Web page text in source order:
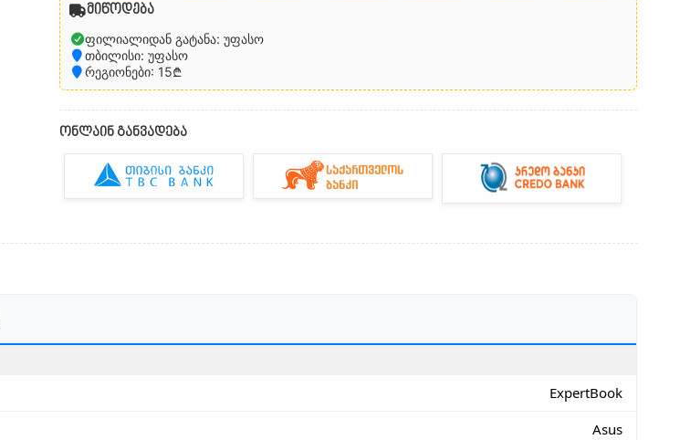
მიწოდება
ფილიალიდან გატანა: უფასო
თბილისი: უფასო
რეგიონები: 15₾
ონლაინ განვადება
ExpertBook
Asus